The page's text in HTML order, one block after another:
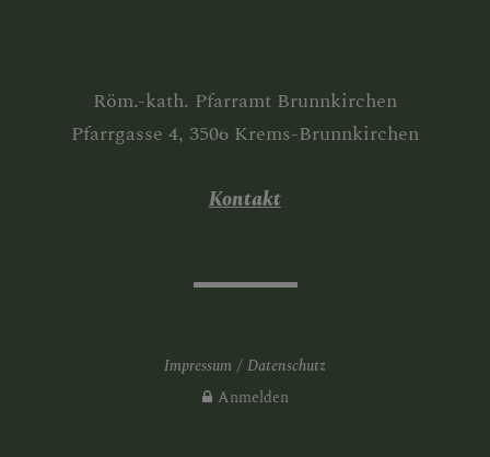
Röm.-kath. Pfarramt Brunnkirchen
Pfarrgasse 4, 3506 Krems-Brunnkirchen
Kontakt
Impressum
Datenschutz
Anmelden